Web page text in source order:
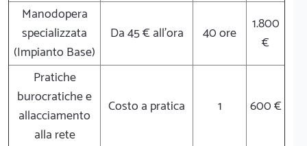
Manodopera
specializzata
(Impianto Base)
Da 45 € all'ora 40 ore
1.800
€
Pratiche
burocratiche e
allacciamento
alla rete
Costo a pratica 1 600 €